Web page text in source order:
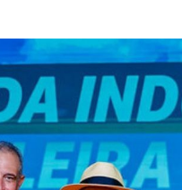
IVVB11
SMAL11
HASH11
GOLD11
XINA11
Ver todos